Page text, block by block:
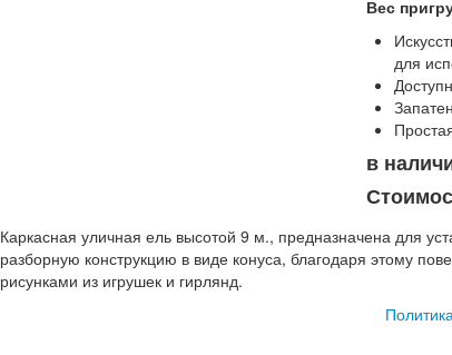
Вес
для
в
Каркасная уличная ель высотой 9 м., предназначена для
разборную конструкцию в виде конуса, благодаря этому
рисунками из игрушек и гирлянд.